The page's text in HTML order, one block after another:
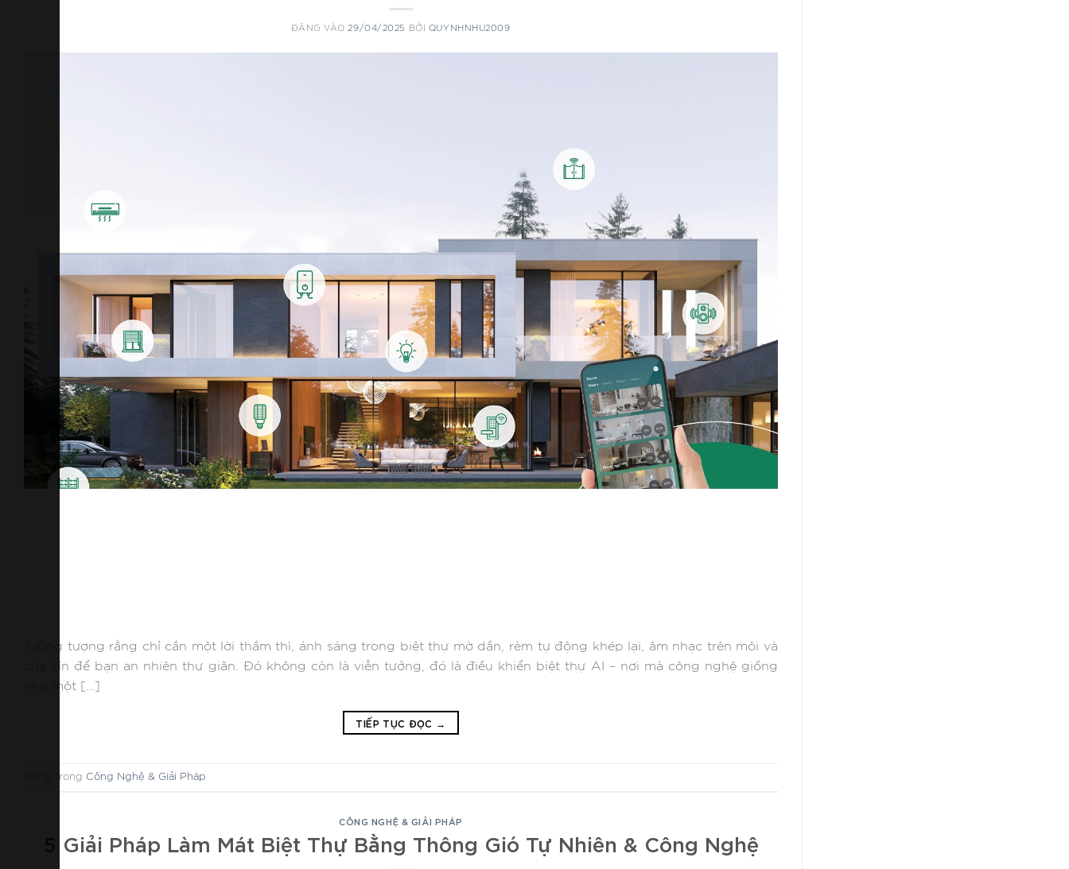
ĐĂNG VÀO29/04/2025 BỞI QUYNHNHU2009
Tưởng tượng rằng chỉ cần một lời thầm thì, ánh sáng trong biệt thự mờ dần, rèm tự động khép lại, âm nhạc trên môi và
cửa kín để bạn an nhiên thư giãn. Đó không còn là viễn tưởng, đó là điều khiển biệt thự AI – nơi mà công nghệ giống
như một […]
TIẾP TỤC ĐỌC →
Đăng trong Công Nghệ & Giải Pháp
CÔNG NGHỆ & GIẢI PHÁP
5 Giải Pháp Làm Mát Biệt Thự Bằng Thông Gió Tự Nhiên & Công Nghệ